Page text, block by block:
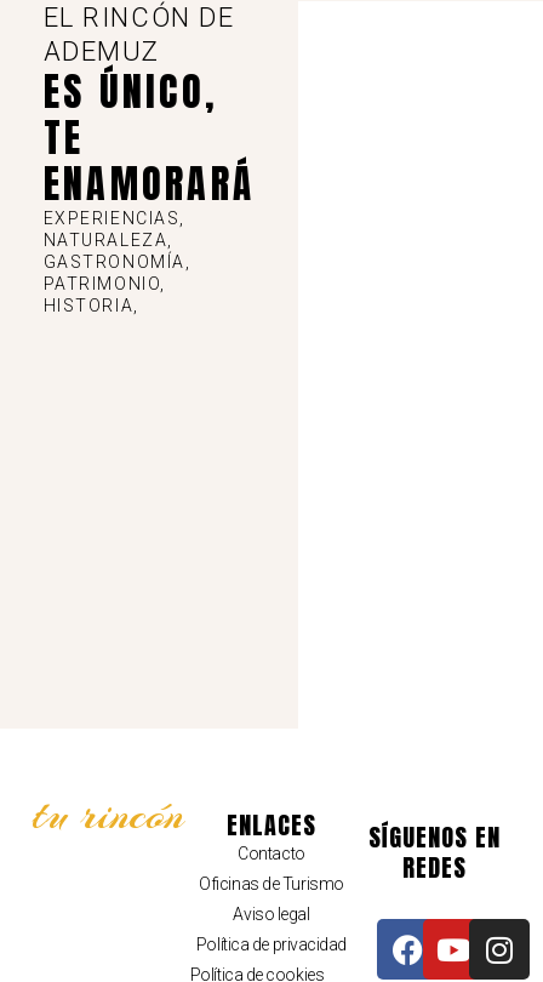
EL RINCÓN DE
ADEMUZ
ES ÚNICO,
TE
ENAMORARÁ
EXPERIENCIAS,
NATURALEZA,
GASTRONOMÍA,
PATRIMONIO,
HISTORIA,
tu rincón ENLACES
Contacto
Oficinas de Turismo
Aviso legal
Política de privacidad
Política de cookies
SÍGUENOS EN
REDES